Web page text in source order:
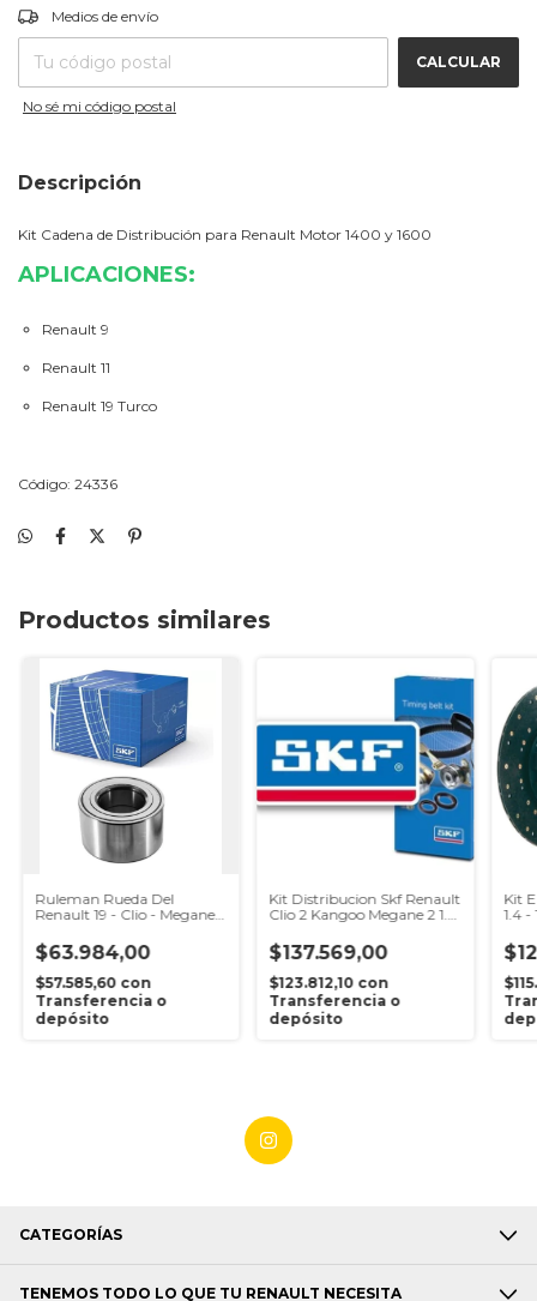
Entregas para el CP:
Medios de envío
CALCULAR
No sé mi código postal
Descripción
Kit Cadena de Distribución para Renault Motor 1400 y 1600
APLICACIONES:
Renault 9
Renault 11
Renault 19 Turco
Código: 24336
Productos similares
Ruleman Rueda Del
Renault 19 - Clio - Megane -
$63.984,00
$57.585,60 con
Transferencia o
depósito
Kit Distribucion Skf Renault
Clio 2 Kangoo Megane 2 1.5
$137.569,00
$123.812,10 con
Transferencia o
depósito
Kit
1.4 -
CATEGORÍAS
TENEMOS TODO LO QUE TU RENAULT NECESITA